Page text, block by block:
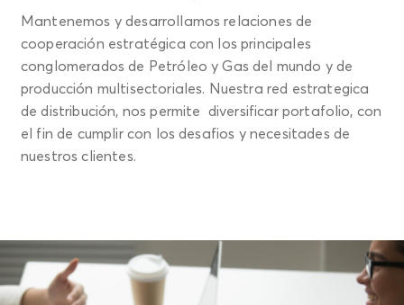
Mantenemos y desarrollamos relaciones de
cooperación estratégica con los principales
conglomerados de Petróleo y Gas del mundo y de
producción multisectoriales. Nuestra red estrategica
de distribución, nos permite diversificar portafolio, con
el fin de cumplir con los desafios y necesitades de
nuestros clientes.